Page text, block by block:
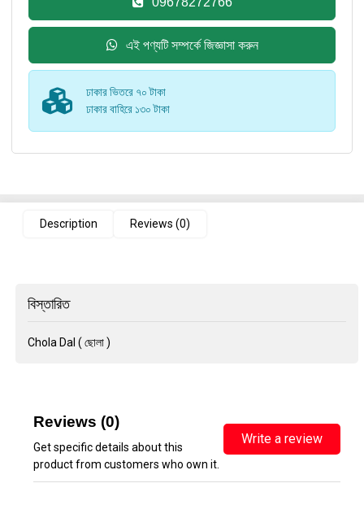
এই পণ্যটি সম্পর্কে জিজ্ঞাসা করুন
ঢাকার ভিতরে ৭০ টাকা
ঢাকার বাহিরে ১৩০ টাকা
Description Reviews (0)
বিস্তারিত
Chola Dal ( ছোলা )
Reviews (0)
Get specific details about this
product from customers who own it.
Write a review